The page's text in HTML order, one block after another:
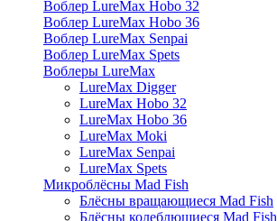
Воблер LureMax Hobo 32
Воблер LureMax Hobo 36
Воблер LureMax Senpai
Воблер LureMax Spets
Воблеры LureMax
LureMax Digger
LureMax Hobo 32
LureMax Hobo 36
LureMax Moki
LureMax Senpai
LureMax Spets
Микроблёсны Mad Fish
Блёсны вращающиеся Mad Fish
Блёсны колеблющиеся Mad Fish